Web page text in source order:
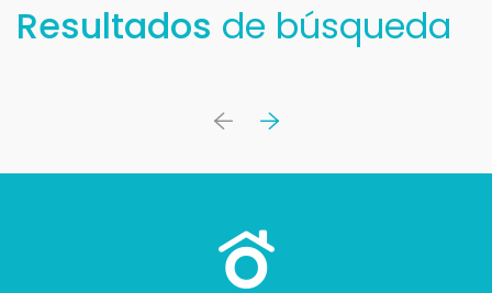
Resultados de búsqueda